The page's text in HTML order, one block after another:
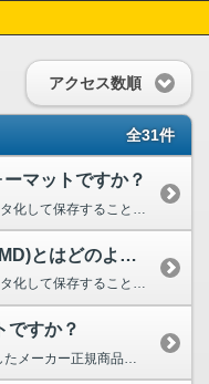
アクセス数順
全31件
マットですか？
パソコン等でのコピーやリッピング（データ化して保存すること）ができないようにコントロール（...
コピーコントロールMD(CCCD MD)とはどのようなフォーマットですか？
パソコン等でのコピーやリッピング（データ化して保存すること）ができないようにコントロール（制御...
ですか？